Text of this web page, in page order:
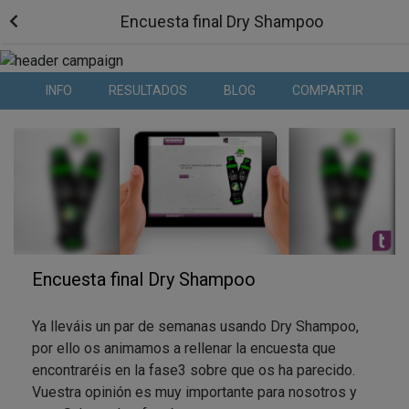
Encuesta final Dry Shampoo
INFO RESULTADOS BLOG COMPARTIR
Encuesta final Dry Shampoo
Ya lleváis un par de semanas usando Dry Shampoo,
por ello os animamos a rellenar la encuesta que
encontraréis en la fase3 sobre que os ha parecido.
Vuestra opinión es muy importante para nosotros y